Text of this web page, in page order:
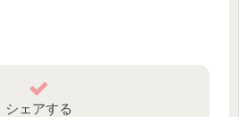
シェアする